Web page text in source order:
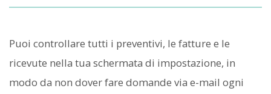
Puoi controllare tutti i preventivi, le fatture e le
ricevute nella tua schermata di impostazione, in
modo da non dover fare domande via e-mail ogni